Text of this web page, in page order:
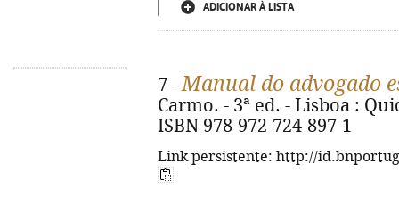
ADICIONAR À LISTA
7 -Manual do advogado
Carmo. - 3ª ed. - Lisboa :
ISBN 978-972-724-897-1
Link persistente: http://